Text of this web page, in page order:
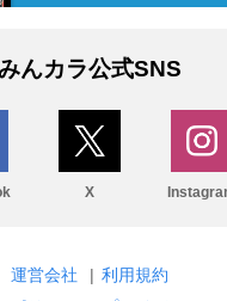
んカラ公式SNS
X
運営会社 | 利用規約